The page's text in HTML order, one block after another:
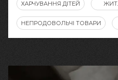
ХАРЧУВАННЯ ДІТЕЙ
НЕПРОДОВОЛЬЧІ ТОВАРИ